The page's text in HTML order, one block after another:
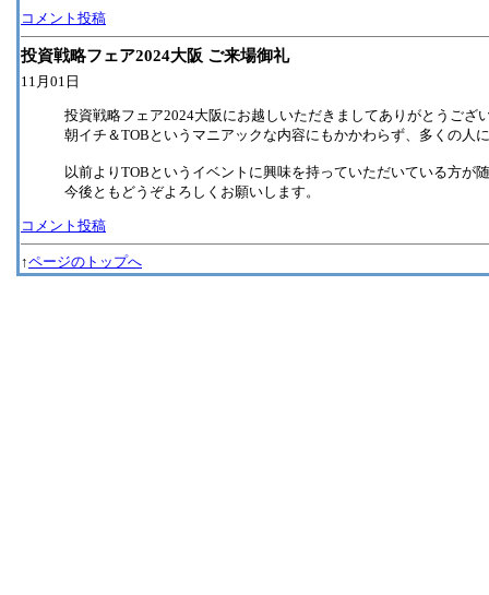
コメント投稿
投資戦略フェア2024大阪 ご来場御礼
11月01日
投資戦略フェア2024大阪にお越しいただきましてありがとうござ
朝イチ＆TOBというマニアックな内容にもかかわらず、多くの人
以前よりTOBというイベントに興味を持っていただいている方が
今後ともどうぞよろしくお願いします。
コメント投稿
↑ページのトップへ